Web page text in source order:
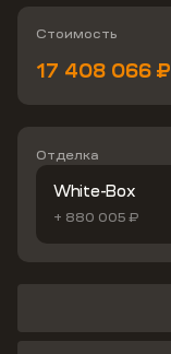
Стоимость
17 408 066 ₽
Отделка
White-Box
+ 880 005 ₽